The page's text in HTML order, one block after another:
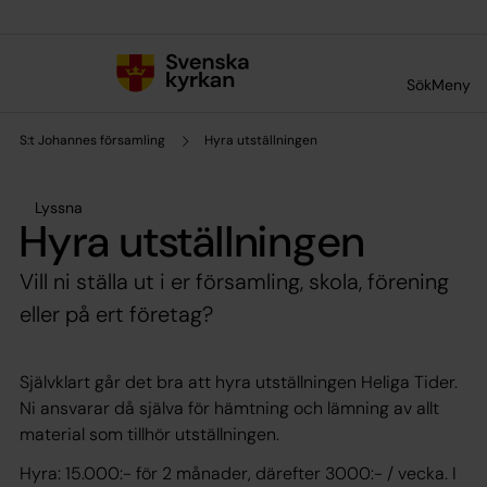
SökMeny
S:t Johannes församling Hyra utställningen
Lyssna
Hyra utställningen
Vill ni ställa ut i er församling, skola, förening
eller på ert företag?
Självklart går det bra att hyra utställningen Heliga Tider.
Ni ansvarar då själva för hämtning och lämning av allt
material som tillhör utställningen.
Hyra: 15.000:- för 2 månader, därefter 3000:- / vecka. I